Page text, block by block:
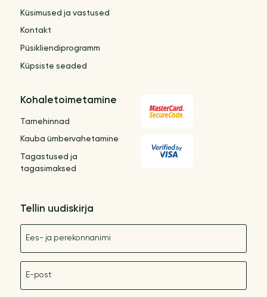
Küsimused ja vastused
Kontakt
Püsikliendiprogramm
Küpsiste seaded
Kohaletoimetamine
Tarnehinnad
Kauba ümbervahetamine
Tagastused ja
tagasimaksed
Tellin uudiskirja